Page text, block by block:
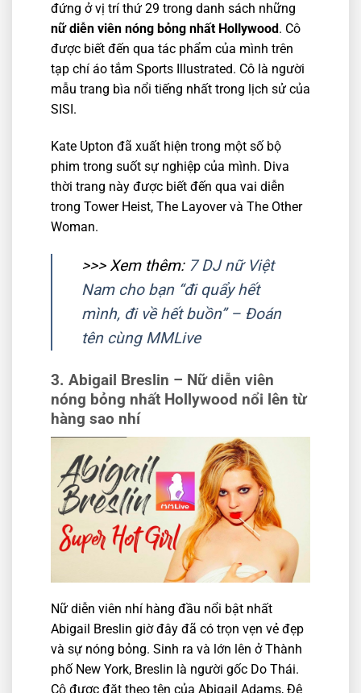
đứng ở vị trí thứ 29 trong danh sách những
nữ diễn viên nóng bỏng nhất Hollywood . Cô
được biết đến qua tác phẩm của mình trên
tạp chí áo tắm Sports Illustrated. Cô là người
mẫu trang bìa nổi tiếng nhất trong lịch sử của
SISI.
Kate Upton đã xuất hiện trong một số bộ
phim trong suốt sự nghiệp của mình. Diva
thời trang này được biết đến qua vai diễn
trong Tower Heist, The Layover và The Other
Woman.
>>> Xem thêm: 7 DJ nữ Việt
Nam cho bạn “đi quẩy hết
mình, đi về hết buồn” – Đoán
tên cùng MMLive
3. Abigail Breslin – Nữ diễn viên
nóng bỏng nhất Hollywood nổi lên từ
hàng sao nhí
Nữ diễn viên nhí hàng đầu nổi bật nhất
Abigail Breslin giờ đây đã có trọn vẹn vẻ đẹp
và sự nóng bỏng. Sinh ra và lớn lên ở Thành
phố New York, Breslin là người gốc Do Thái.
Cô được đặt theo tên của Abigail Adams, Đệ